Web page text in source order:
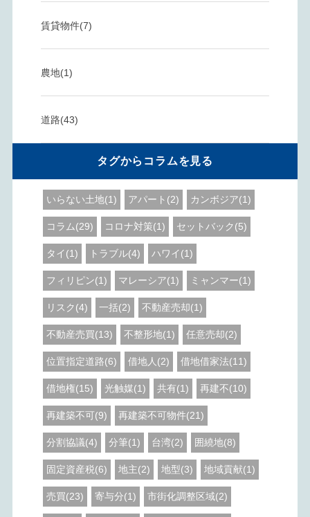
賃貸物件(7)
農地(1)
道路(43)
タグからコラムを見る
いらない土地(1) アパート(2) カンボジア(1)
コラム(29) コロナ対策(1) セットバック(5)
タイ(1) トラブル(4) ハワイ(1)
フィリピン(1) マレーシア(1) ミャンマー(1)
リスク(4) 一括(2) 不動産売却(1)
不動産売買(13) 不整形地(1) 任意売却(2)
位置指定道路(6) 借地人(2) 借地借家法(11)
借地権(15) 光触媒(1) 共有(1) 再建不(10)
再建築不可(9) 再建築不可物件(21)
分割協議(4) 分筆(1) 台湾(2) 囲繞地(8)
固定資産税(6) 地主(2) 地型(3) 地域貢献(1)
売買(23) 寄与分(1) 市街化調整区域(2)